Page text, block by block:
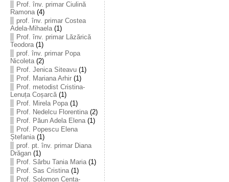
Prof. înv. primar Ciulină
Ramona(4)
prof. înv. primar Costea
Adela-Mihaela(1)
Prof. înv. primar Lăzărică
Teodora(1)
prof. înv. primar Popa
Nicoleta(2)
Prof. Jenica Siteavu(1)
Prof. Mariana Arhir(1)
Prof. metodist Cristina-
Lenuța Coșarcă(1)
Prof. Mirela Popa(1)
Prof. Nedelcu Florentina(2)
Prof. Păun Adela Elena(1)
Prof. Popescu Elena
Ștefania(1)
prof. pt. înv. primar Diana
Drăgan(1)
Prof. Sârbu Tania Maria(1)
Prof. Sas Cristina(1)
Prof. Solomon Centa-